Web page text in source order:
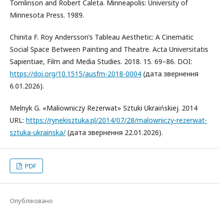
Tomlinson and Robert Caleta. Minneapolis: University of
Minnesota Press. 1989.
Chinita F. Roy Andersson’s Tableau Aesthetic: A Cinematic
Social Space Between Painting and Theatre. Acta Universitatis
Sapientiae, Film and Media Studies. 2018. 15. 69–86. DOI:
https://doi.org/10.1515/ausfm-2018-0004 (дата звернення
6.01.2026).
Melnyk G. «Maliowniczy Rezerwat» Sztuki Ukraińskiej. 2014
URL: https://rynekisztuka.pl/2014/07/28/malowniczy-rezerwat-
sztuka-ukrainska/ (дата звернення 22.01.2026).
PDF
Опубліковано